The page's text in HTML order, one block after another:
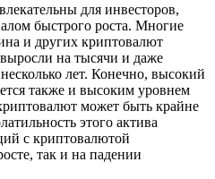
для инвесторов,
быстрого роста. Многие
и других криптовалют
на тысячи и даже
лет. Конечно, высокий
также и высоким уровнем
может быть крайне
этого актива
с криптовалютой
так и на падении